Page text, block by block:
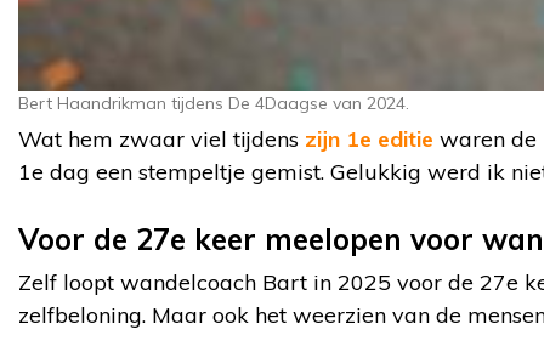
Bert Haandrikman tijdens De 4Daagse van 2024.
Wat hem zwaar viel tijdens zijn 1e editie waren de
1e dag een stempeltje gemist. Gelukkig werd ik
Voor de 27e keer meelopen voor
Zelf loopt wandelcoach Bart in 2025 voor de 27e
zelfbeloning. Maar ook het weerzien van de